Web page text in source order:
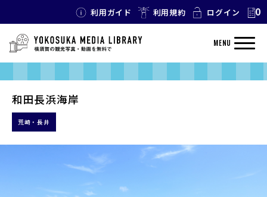
利用ガイド 利用規約 ログイン 0
MENU
和田長浜海岸
荒崎・長井